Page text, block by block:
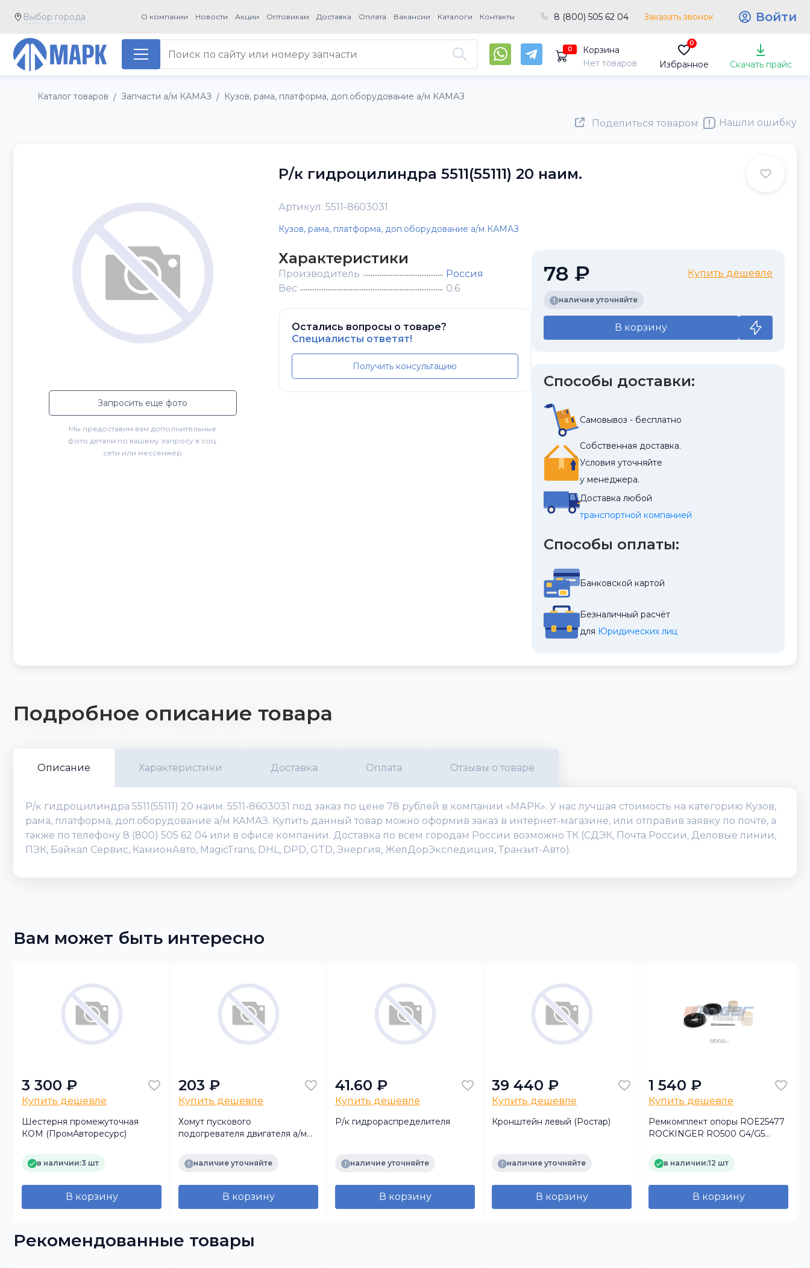
Выбор города О компании Новости Акции Оптовикам Доставка Оплата Вакансии Каталоги Контакты 8 (800) 505 62 04 Заказать звонок Войти
0
Корзина
Нет товаров
0
Избранное Скачать прайс
Каталог товаров / Запчасти а/м КАМАЗ / Кузов, рама, платформа, доп.оборудование а/м КАМАЗ
Поделиться товаром Нашли ошибку
Запросить еще фото
Мы предоставим вам дополнительные
фото детали по вашему запросу в соц.
сети или мессенжер
Р/к гидроцилиндра 5511(55111) 20 наим.
Артикул: 5511-8603031
Кузов, рама, платформа, доп.оборудование а/м КАМАЗ
Характеристики
Производитель
Россия
Вес
0.6
Остались вопросы о товаре?
Специалисты ответят!
Получить консультацию
78 ₽ Купить дешевле
наличие уточняйте
В корзину
Способы доставки:
Самовывоз - бесплатно
Собственная доставка.
Условия уточняйте
у менеджера.
Доставка любой
транспортной компанией
Способы оплаты:
Банковской картой
Безналичный расчёт
для Юридических лиц
Подробное описание товара
Описание Характеристики Доставка Оплата Отзывы о товаре
Р/к гидроцилиндра 5511(55111) 20 наим. 5511-8603031 под заказ по цене 78 рублей в компании «МАРК». У нас лучшая стоимость на категорию Кузов,
рама, платформа, доп.оборудование а/м КАМАЗ. Купить данный товар можно оформив заказ в интернет-магазине, или отправив заявку по почте, а
также по телефону 8 (800) 505 62 04 или в офисе компании. Доставка по всем городам России возможно ТК (СДЭК, Почта России, Деловые линии,
ПЭК, Байкал Сервис, КамионАвто, MagicTrans, DHL, DPD, GTD, Энергия, ЖелДорЭкспедиция, Транзит-Авто).
Вам может быть интересно
3 300 ₽
Купить дешевле
Шестерня промежуточная
КОМ (ПромАвторесурс)
в наличии:3 шт
В корзину
203 ₽
Купить дешевле
Хомут пускового
подогревателя двигателя а/м
наличие уточняйте
В корзину
41.60 ₽
Купить дешевле
Р/к гидрораспределителя
наличие уточняйте
В корзину
39 440 ₽
Купить дешевле
Кронштейн левый (Ростар)
наличие уточняйте
В корзину
1 540 ₽
Купить дешевле
Ремкомплект опоры ROE25477
ROCKINGER RO500 G4/G5
в наличии:12 шт
В корзину
Рекомендованные товары